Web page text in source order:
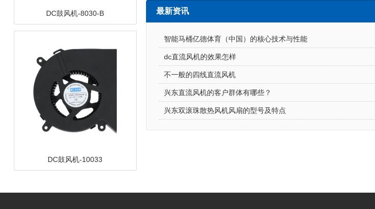
DC鼓风机-8030-B
DC鼓风机-10033
最新资讯
智能马桶亿德体育（中国）的核心技术与性能
dc直流风机的效果怎样
不一般的四线直流风机
兴东直流风机的客户群体有哪些？
兴东双滚珠散热风机风扇的型号及特点